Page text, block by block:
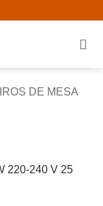
DE MESA